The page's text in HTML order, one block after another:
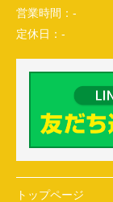
営業時間： -
定休日： -
トップページ